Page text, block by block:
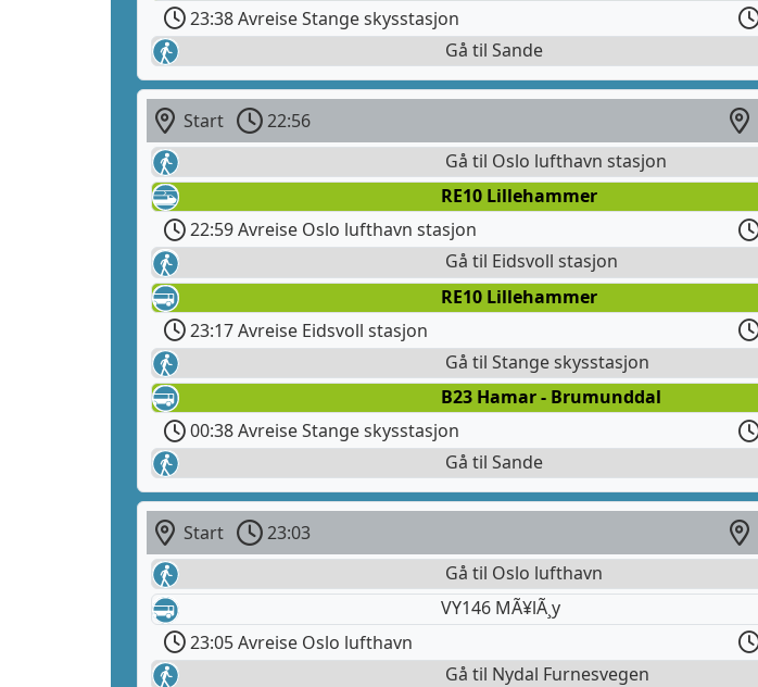
23:38 Avreise Stange skysstasjon
Gå til Sande
Start 22:56
Gå til Oslo lufthavn stasjon
RE10 Lillehammer
22:59 Avreise Oslo lufthavn stasjon
Gå til Eidsvoll stasjon
RE10 Lillehammer
23:17 Avreise Eidsvoll stasjon
Gå til Stange skysstasjon
B23 Hamar - Brumunddal
00:38 Avreise Stange skysstasjon
Gå til Sande
Start 23:03
Gå til Oslo lufthavn
VY146 MÃ¥lÃ¸y
23:05 Avreise Oslo lufthavn
Gå til Nydal Furnesvegen